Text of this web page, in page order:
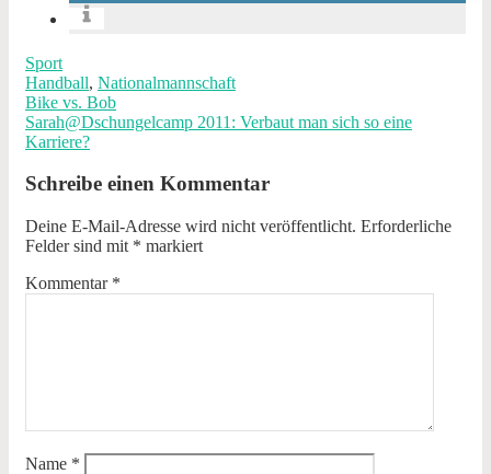
Sport
Handball, Nationalmannschaft
Bike vs. Bob
Sarah@Dschungelcamp 2011: Verbaut man sich so eine
Karriere?
Schreibe einen Kommentar
Deine E-Mail-Adresse wird nicht veröffentlicht. Erforderliche
Felder sind mit * markiert
Kommentar *
Name *